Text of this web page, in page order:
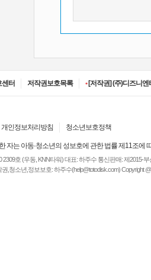
터 저작권보호목록
•[저작권] (주)디즈니엔
•[저작권] (주)라온컴퍼
개인정보처리방침 청소년보호정책
자는 아동·청소년의 성보호에 관한 법률 제11조에
호 (우동, KNN타워) 대표: 하주수 통신판매: 제2015-
,청소년,정보보호: 하주수(help@totodisk.com) Copyright